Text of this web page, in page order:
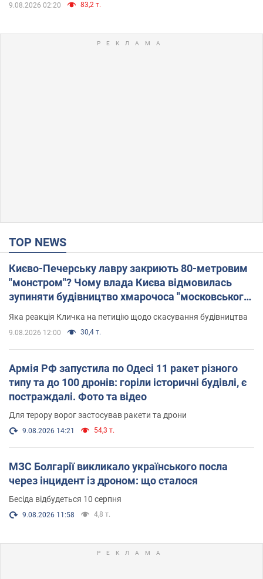
9.08.2026 02:20 83,2 т.
TOP NEWS
Києво-Печерську лавру закриють 80-метровим
"монстром"? Чому влада Києва відмовилась
зупиняти будівництво хмарочоса "московського
вірянина"
Яка реакція Кличка на петицію щодо скасування будівництва
9.08.2026 12:00 30,4 т.
Армія РФ запустила по Одесі 11 ракет різного
типу та до 100 дронів: горіли історичні будівлі, є
постраждалі. Фото та відео
Для терору ворог застосував ракети та дрони
9.08.2026 14:21 54,3 т.
МЗС Болгарії викликало українського посла
через інцидент із дроном: що сталося
Бесіда відбудеться 10 серпня
9.08.2026 11:58 4,8 т.